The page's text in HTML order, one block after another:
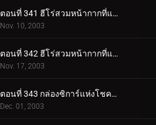
ตอนที่ 341 ฮีโร่สวมหน้ากากที่แสนโสมม (ตอนแรก)
Nov. 10, 2003
ตอนที่ 342 ฮีโร่สวมหน้ากากที่แสนโสมม (ตอนจบ)
Nov. 17, 2003
ตอนที่ 343 กล่องซิการ์แห่งโชคลาภ (ตอนแรก)
Dec. 01, 2003